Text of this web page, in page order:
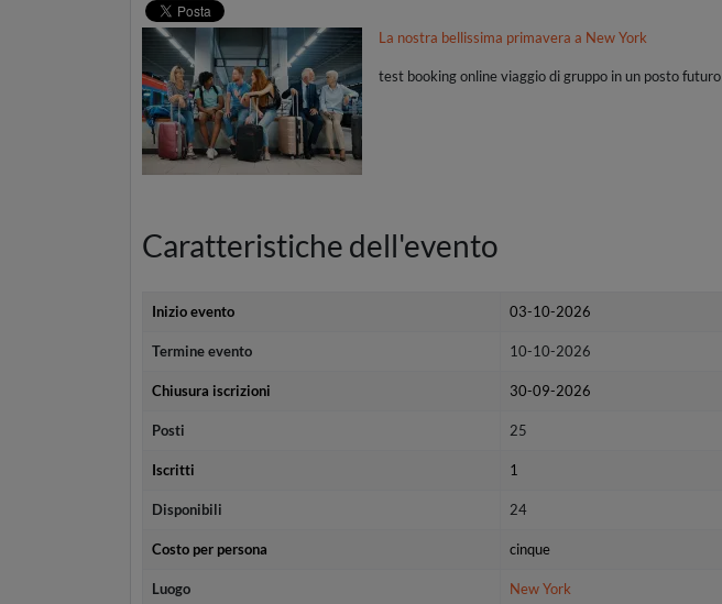
La nostra bellissima primavera a New York
test booking online viaggio di gruppo in un posto futuro
Caratteristiche dell'evento
Inizio evento 03-10-2026
Termine evento 10-10-2026
Chiusura iscrizioni 30-09-2026
Posti 25
Iscritti 1
Disponibili 24
Costo per persona cinque
Luogo New York